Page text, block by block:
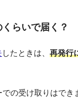
らいで届く？
したときは、 再発行
の受け取りはでき